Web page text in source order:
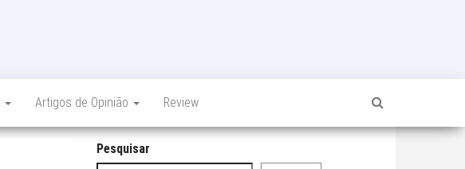
Artigos de Opinião Review
Pesquisar